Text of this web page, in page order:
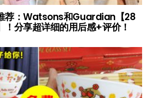
荐：Watsons和Guardian【28
！分享超详细的用后感+评价！